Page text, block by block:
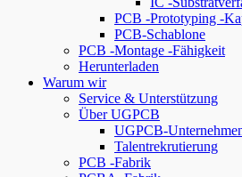
PCB -Prototyping -
PCB-Schablone
PCB -Montage -Fähigkeit
Herunterladen
Warum wir
Service & Unterstützung
Über UGPCB
UGPCB-
Talentrekrutierung
PCB -Fabrik